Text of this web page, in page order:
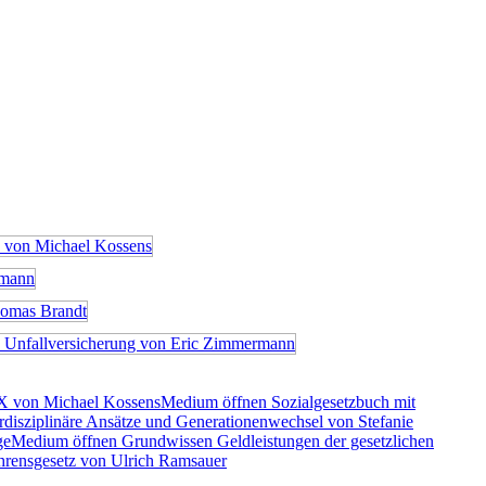
von Michael KossensMedium öffnen Sozialgesetzbuch mit
Ansätze und Generationenwechsel von Stefanie
Medium öffnen Grundwissen Geldleistungen der gesetzlichen
von Ulrich Ramsauer